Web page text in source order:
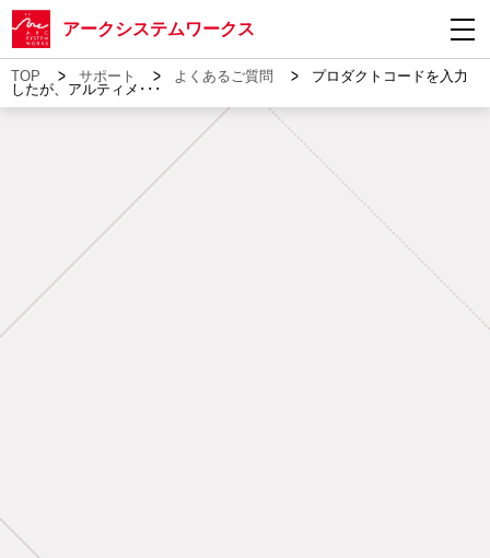
アークシステムワークス
TOP > サポート > よくあるご質問 >
プロダクトコードを入力
したが、アルティメ･･･